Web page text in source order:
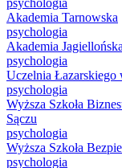
Akademia Tarnowska
psychologia
Akademia
psychologia
Uczelnia Łazarskiego
psychologia
Wyższa Szkoła
Sączu
psychologia
Wyższa Szkoła
psychologia